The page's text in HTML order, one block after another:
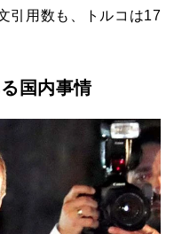
引用数も、トルコは17
国内事情